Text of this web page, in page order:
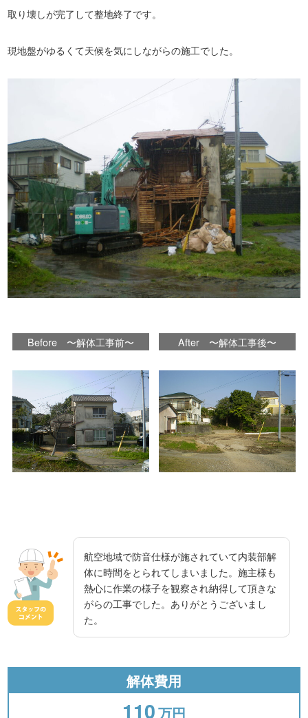
取り壊しが完了して整地終了です。
現地盤がゆるくて天候を気にしながらの施工でした。
Before 〜解体工事前〜 After 〜解体工事後〜
航空地域で防音仕様が施されていて内装部解
体に時間をとられてしまいました。施主様も
熱心に作業の様子を観察され納得して頂きな
がらの工事でした。ありがとうございまし
た。
解体費用
110万円